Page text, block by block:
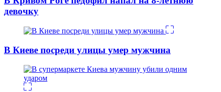
девочку
В Киеве посреди улицы умер мужчина